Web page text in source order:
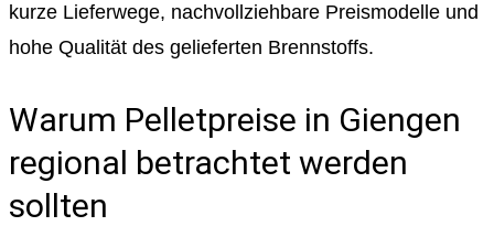
kurze Lieferwege, nachvollziehbare Preismodelle und
hohe Qualität des gelieferten Brennstoffs.
Warum Pelletpreise in Giengen
regional betrachtet werden
sollten